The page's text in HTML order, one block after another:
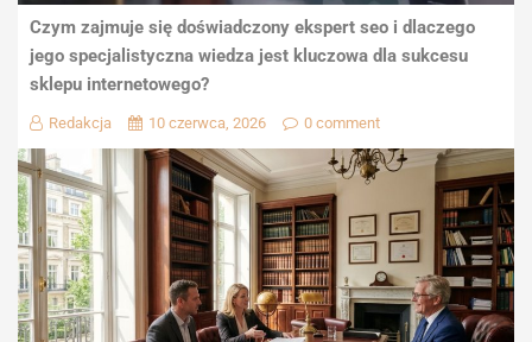
Czym zajmuje się doświadczony ekspert seo i dlaczego
jego specjalistyczna wiedza jest kluczowa dla sukcesu
sklepu internetowego?
Redakcja 10 czerwca, 2026 0 comment